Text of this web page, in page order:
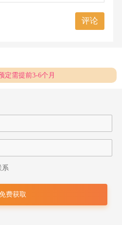
评论
定需提前3-6个月
系